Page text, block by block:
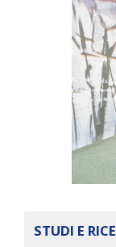
STUDI E